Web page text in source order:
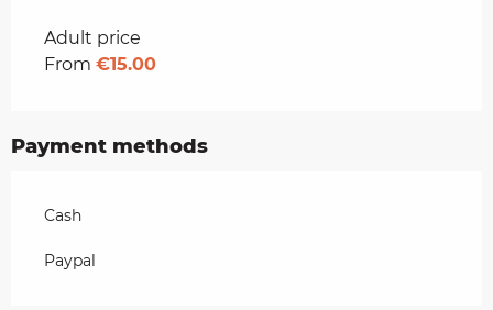
Rates 2026
Adult price
From €15.00
Payment methods
Cash
Paypal